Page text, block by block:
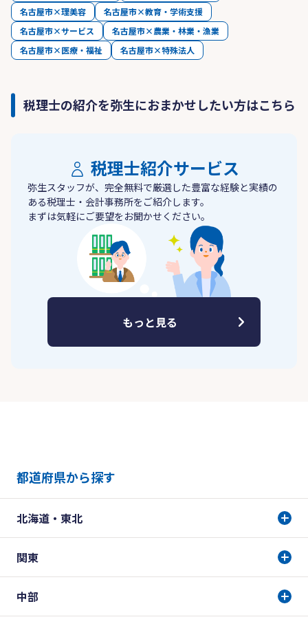
名古屋市×理美容
名古屋市×教育・学術支援
名古屋市×サービス
名古屋市×農業・林業・漁業
名古屋市×医療・福祉
名古屋市×特殊法人
税理士の紹介を弥生におまかせしたい方はこちら
税理士紹介サービス
弥生スタッフが、完全無料で厳選した豊富な経験と実績の
ある税理士・会計事務所をご紹介します。
まずは気軽にご要望をお聞かせください。
もっと見る
都道府県から探す
北海道・東北
関東
中部